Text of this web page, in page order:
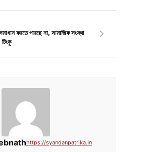
করতে পারছে না, সামাজিক সংস্থা
https://syandanpatrika.in